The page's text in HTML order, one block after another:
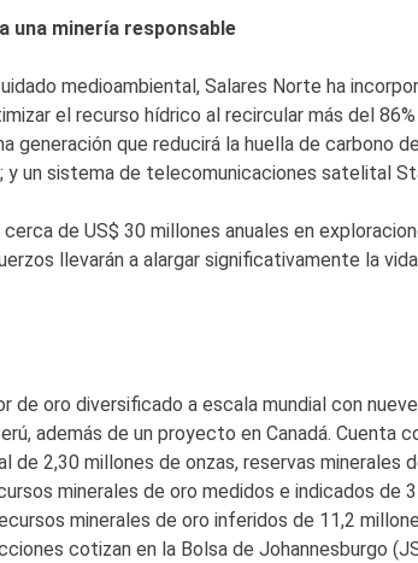
una minería responsable
medioambiental, Salares Norte ha
el recurso hídrico al recircular más del
generación que reducirá la huella de carbono
y un sistema de telecomunicaciones satelital
de US$ 30 millones anuales en
llevarán a alargar significativamente la
de oro diversificado a escala mundial con
además de un proyecto en Canadá. Cuenta
de 2,30 millones de onzas, reservas minerales
minerales de oro medidos e indicados de
minerales de oro inferidos de 11,2
cotizan en la Bolsa de Johannesburgo